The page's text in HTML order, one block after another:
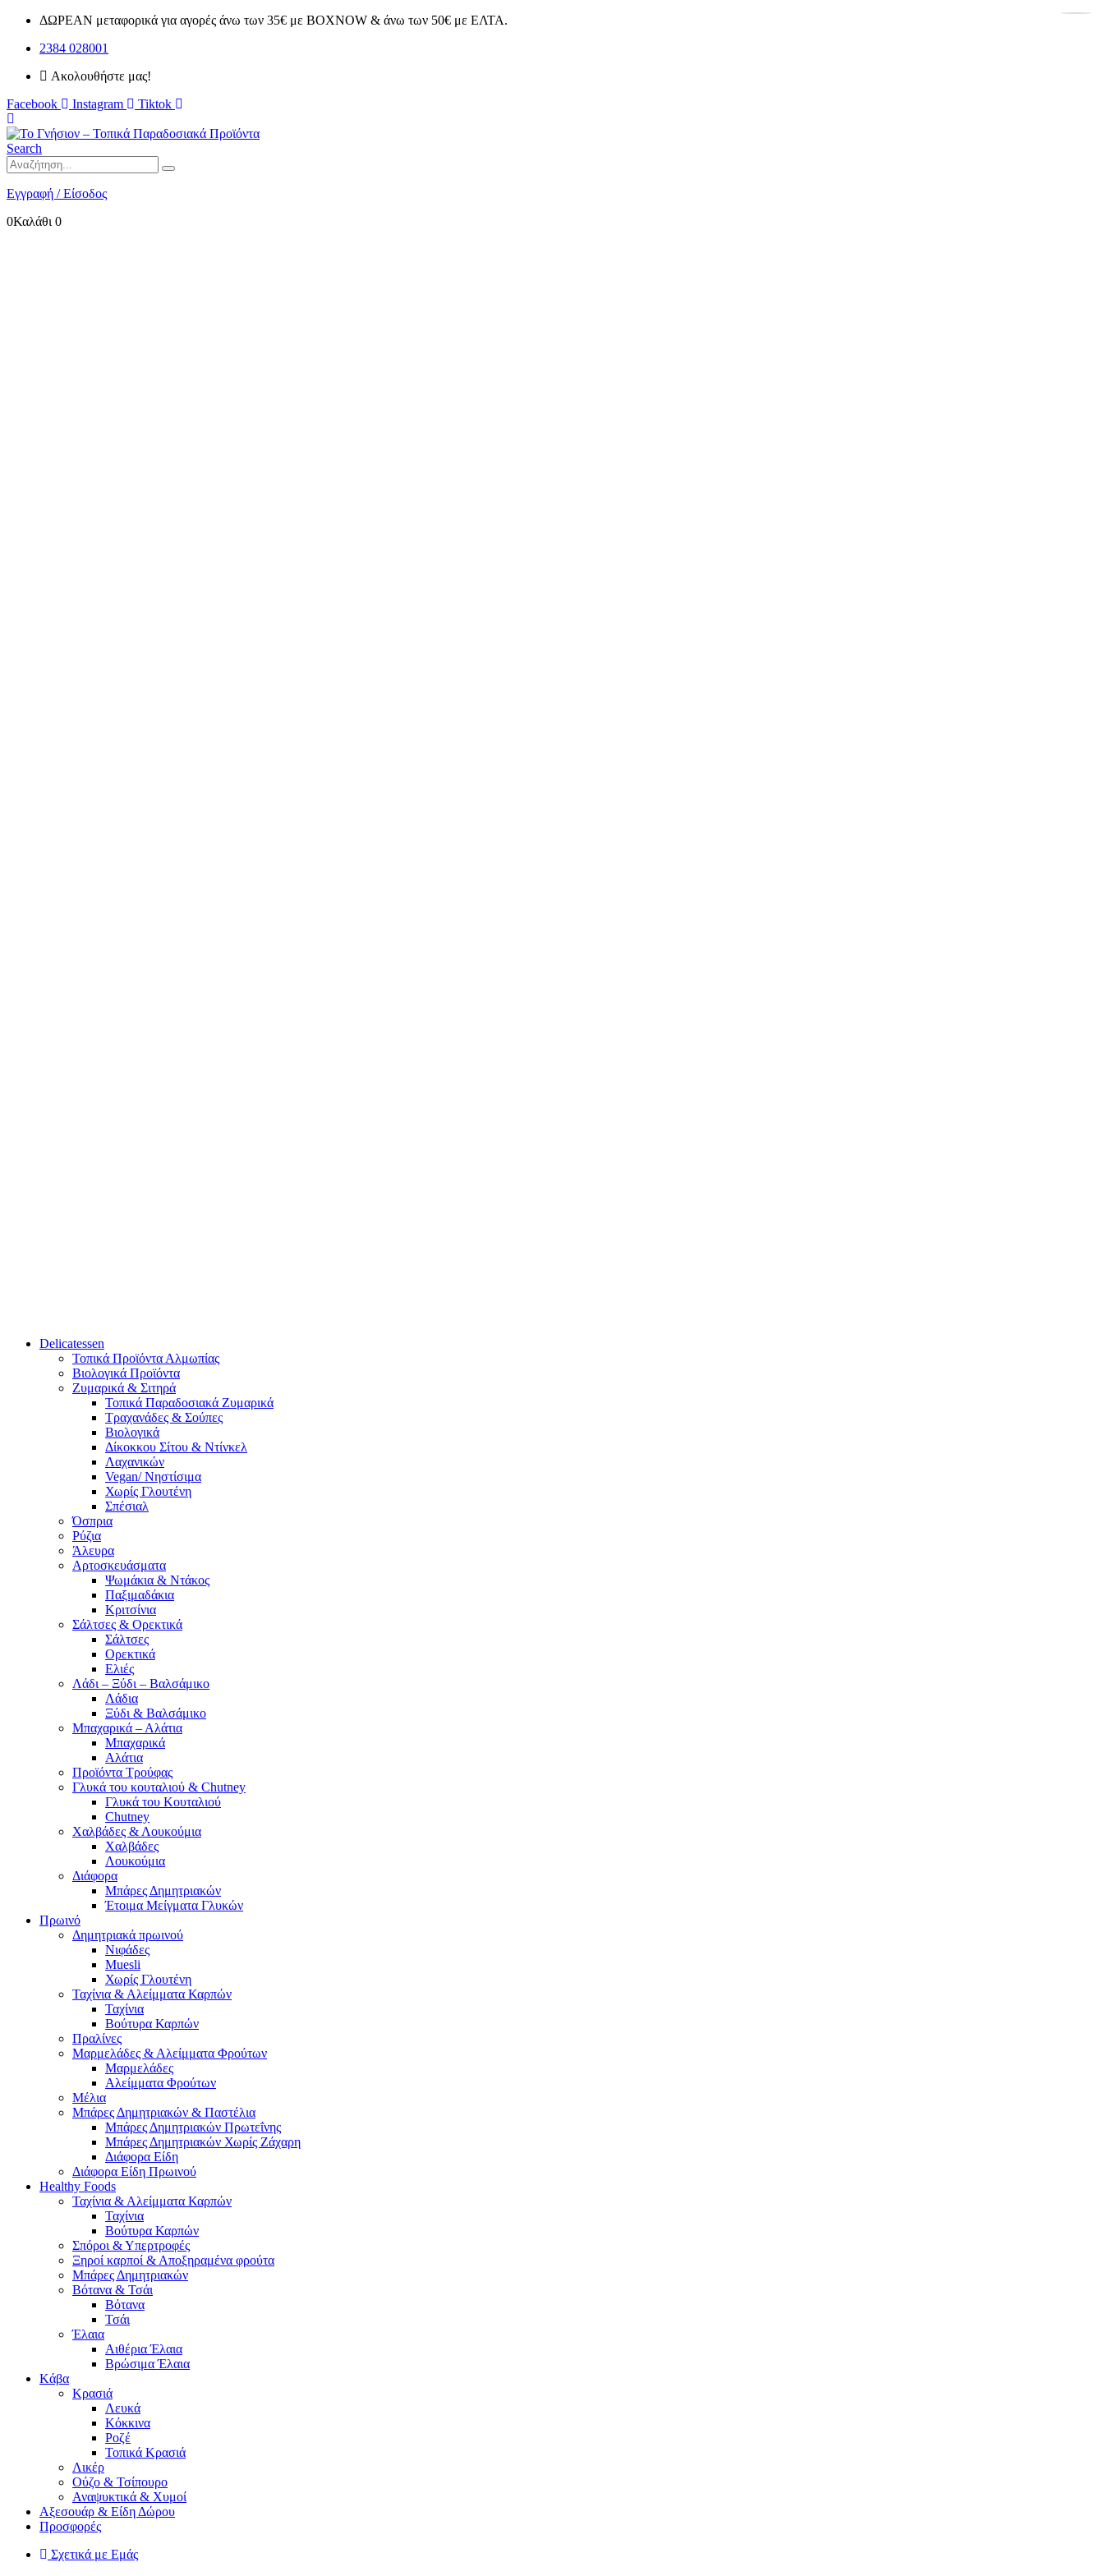
ΔΩΡΕΑΝ μεταφορικά για αγορές άνω των 35€ με BOXNOW & άνω των 50€ με ΕΛΤΑ.
2384 028001
Ακολουθήστε μας!
Facebook
Instagram Tiktok
Search
Εγγραφή / Είσοδος
0Καλάθι 0
Delicatessen
Τοπικά Προϊόντα Αλμωπίας
Βιολογικά Προϊόντα
Ζυμαρικά & Σιτηρά
Τοπικά Παραδοσιακά Ζυμαρικά
Τραχανάδες & Σούπες
Βιολογικά
Δίκοκκου Σίτου & Ντίνκελ
Λαχανικών
Vegan/ Νηστίσιμα
Χωρίς Γλουτένη
Σπέσιαλ
Όσπρια
Ρύζια
Άλευρα
Αρτοσκευάσματα
Ψωμάκια & Ντάκος
Παξιμαδάκια
Κριτσίνια
Σάλτσες & Ορεκτικά
Σάλτσες
Ορεκτικά
Ελιές
Λάδι – Ξύδι – Βαλσάμικο
Λάδια
Ξύδι & Βαλσάμικο
Μπαχαρικά – Αλάτια
Μπαχαρικά
Αλάτια
Προϊόντα Τρούφας
Γλυκά του κουταλιού & Chutney
Γλυκά του Κουταλιού
Chutney
Χαλβάδες & Λουκούμια
Χαλβάδες
Λουκούμια
Διάφορα
Μπάρες Δημητριακών
Έτοιμα Μείγματα Γλυκών
Πρωινό
Δημητριακά πρωινού
Νιφάδες
Muesli
Χωρίς Γλουτένη
Ταχίνια & Αλείμματα Καρπών
Ταχίνια
Βούτυρα Καρπών
Πραλίνες
Μαρμελάδες & Αλείμματα Φρούτων
Μαρμελάδες
Αλείμματα Φρούτων
Μέλια
Μπάρες Δημητριακών & Παστέλια
Μπάρες Δημητριακών Πρωτεΐνης
Μπάρες Δημητριακών Χωρίς Ζάχαρη
Διάφορα Είδη
Διάφορα Είδη Πρωινού
Healthy Foods
Ταχίνια & Αλείμματα Καρπών
Ταχίνια
Βούτυρα Καρπών
Σπόροι & Υπερτροφές
Ξηροί καρποί & Αποξηραμένα φρούτα
Μπάρες Δημητριακών
Βότανα & Τσάι
Βότανα
Τσάι
Έλαια
Αιθέρια Έλαια
Βρώσιμα Έλαια
Kάβα
Κρασιά
Λευκά
Κόκκινα
Ροζέ
Τοπικά Κρασιά
Λικέρ
Ούζο & Τσίπουρο
Αναψυκτικά & Χυμοί
Αξεσουάρ & Είδη Δώρου
Προσφορές
Σχετικά με Εμάς